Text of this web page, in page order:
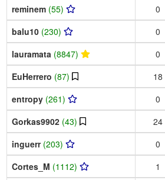
reminem (55) 0
balu10 (230) 0
lauramata (8847) 0
EuHerrero (87) 18
entropy (261) 0
Gorkas9902 (43) 24
inguerr (203) 0
Cortes_M (1112) 1